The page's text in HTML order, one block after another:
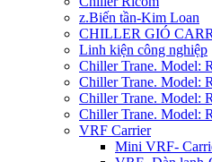
z.Biến tần-Kim Loan
CHILLER GIÓ
Linh kiện công nghiệp
Chiller Trane. Model:
Chiller Trane. Model:
Chiller Trane. Model:
Chiller Trane. Model:
VRF Carrier
Mini VRF-